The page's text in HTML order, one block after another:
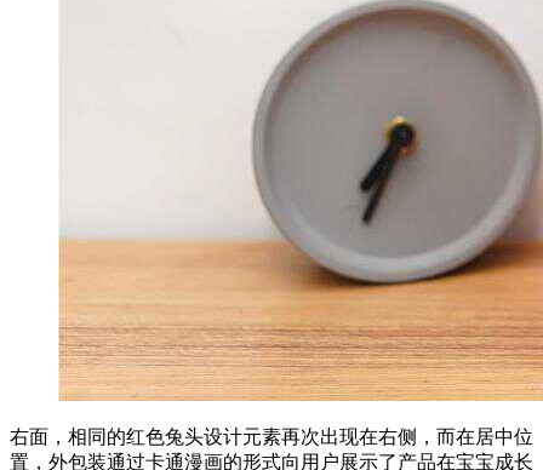
右面，相同的红色兔头设计元素再次出现在右侧，而在居中位
置，外包装通过卡通漫画的形式向用户展示了产品在宝宝成长